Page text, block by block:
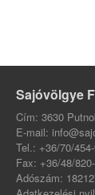
Sajóvölgye
Cím: 3630
E-mail:
Tel.: +36/70/
Fax: +36/48/
Adószám: